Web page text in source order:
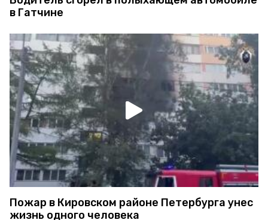
в Гатчине
Пожар в Кировском районе Петербурга унес
жизнь одного человека